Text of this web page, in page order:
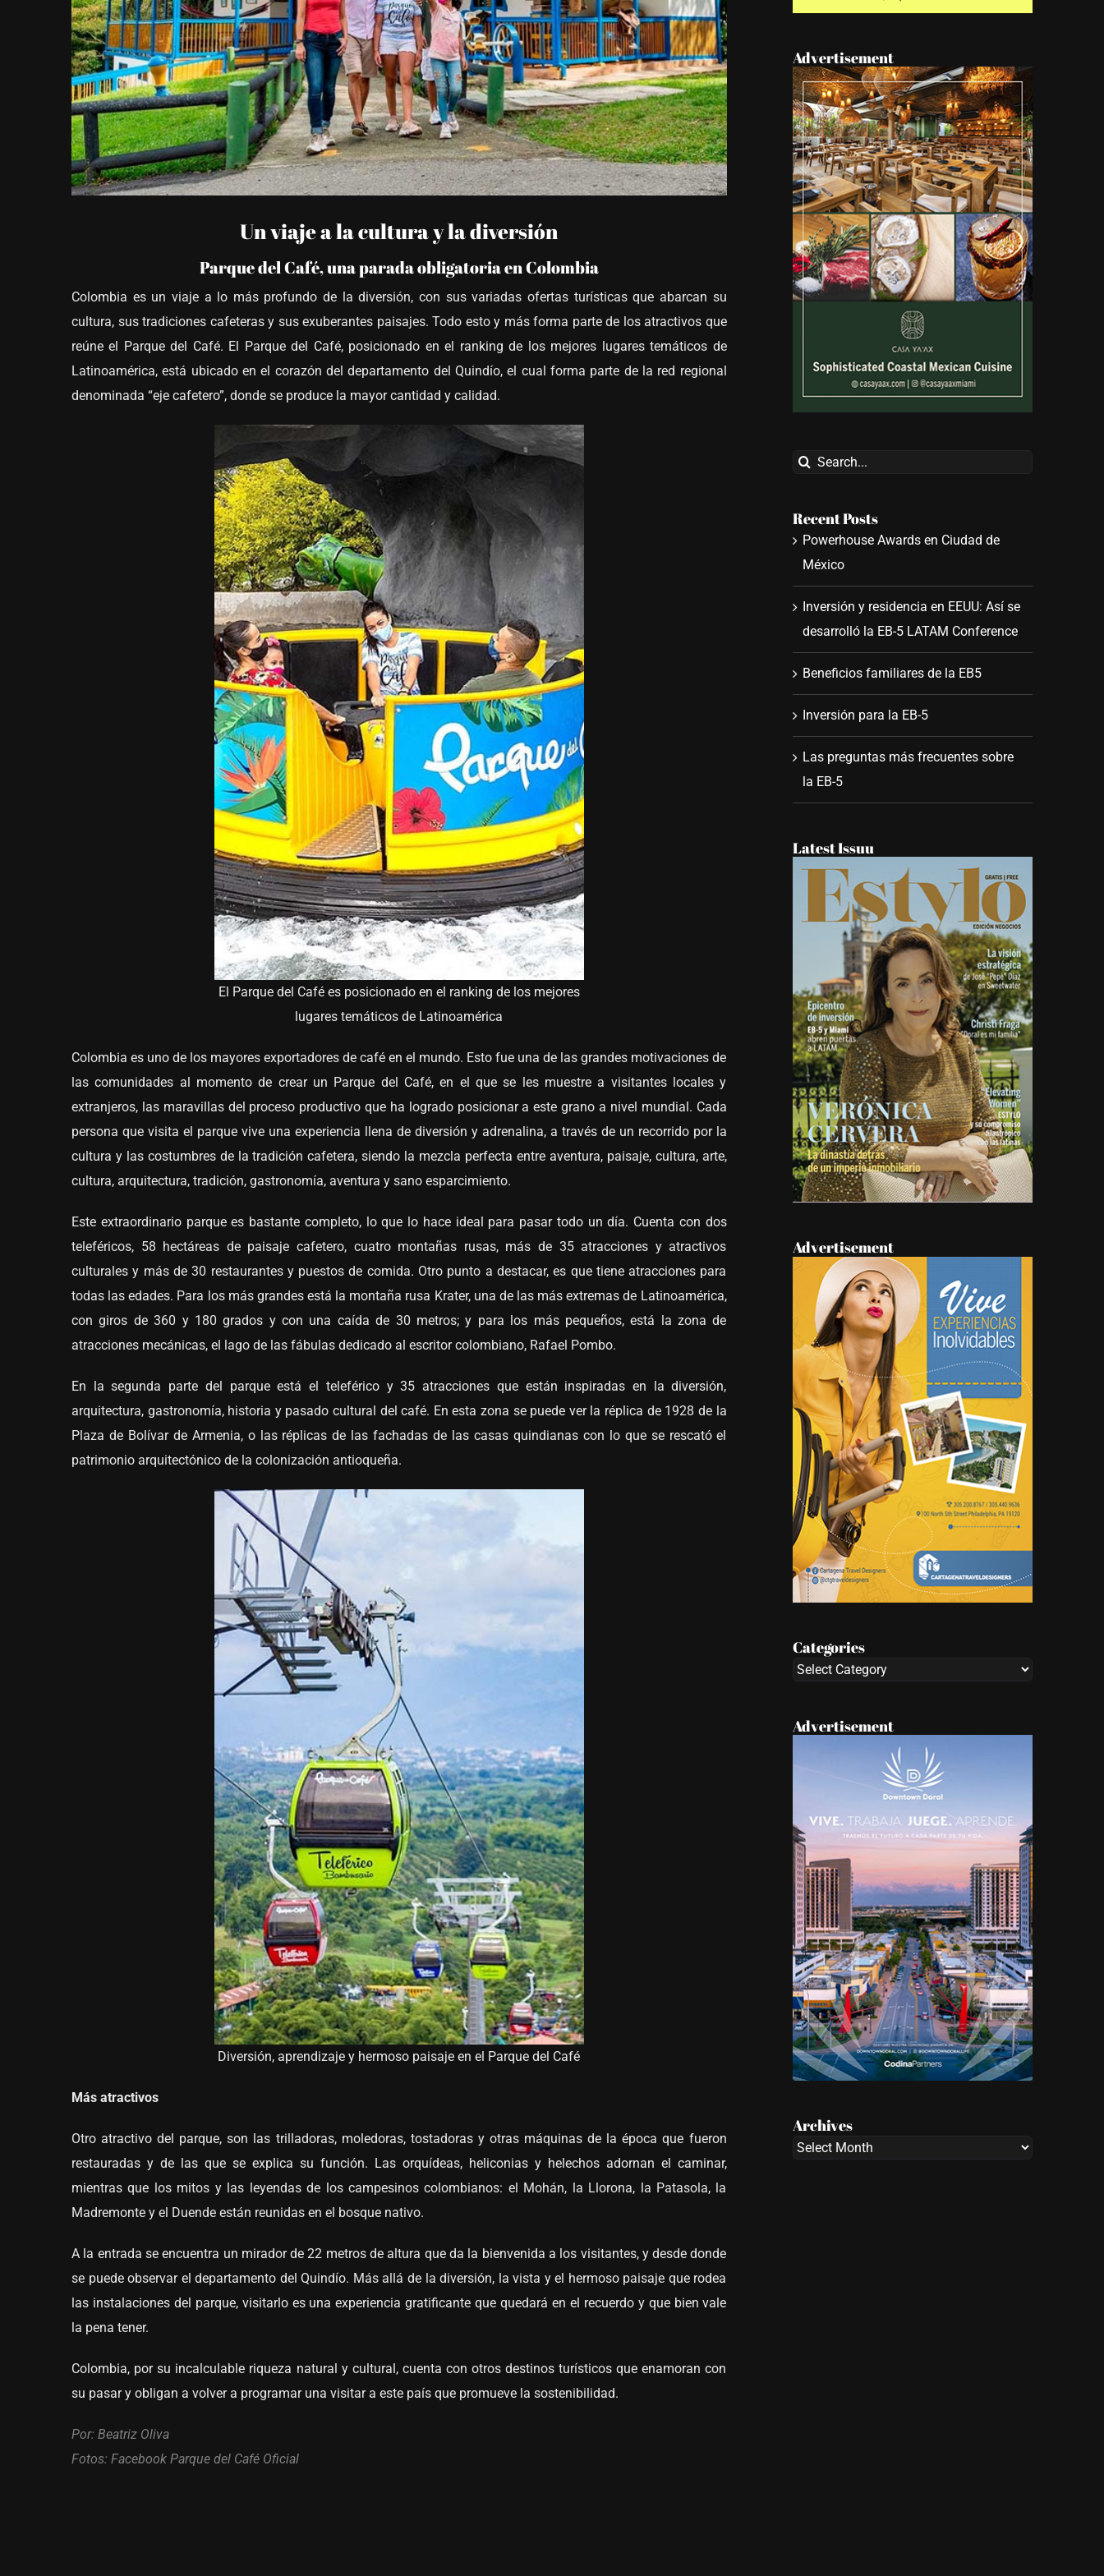
Un viaje a la cultura y la diversión
Parque del Café, una parada obligatoria en Colombia
Colombia es un viaje a lo más profundo de la diversión, con sus variadas ofertas turísticas que abarcan su
cultura, sus tradiciones cafeteras y sus exuberantes paisajes. Todo esto y más forma parte de los atractivos que
reúne el Parque del Café. El Parque del Café, posicionado en el ranking de los mejores lugares temáticos de
Latinoamérica, está ubicado en el corazón del departamento del Quindío, el cual forma parte de la red regional
denominada “eje cafetero”, donde se produce la mayor cantidad y calidad.
El Parque del Café es posicionado en el ranking de los mejores
lugares temáticos de Latinoamérica
Colombia es uno de los mayores exportadores de café en el mundo. Esto fue una de las grandes motivaciones de
las comunidades al momento de crear un Parque del Café, en el que se les muestre a visitantes locales y
extranjeros, las maravillas del proceso productivo que ha logrado posicionar a este grano a nivel mundial. Cada
persona que visita el parque vive una experiencia llena de diversión y adrenalina, a través de un recorrido por la
cultura y las costumbres de la tradición cafetera, siendo la mezcla perfecta entre aventura, paisaje, cultura, arte,
cultura, arquitectura, tradición, gastronomía, aventura y sano esparcimiento.
Este extraordinario parque es bastante completo, lo que lo hace ideal para pasar todo un día. Cuenta con dos
teleféricos, 58 hectáreas de paisaje cafetero, cuatro montañas rusas, más de 35 atracciones y atractivos
culturales y más de 30 restaurantes y puestos de comida. Otro punto a destacar, es que tiene atracciones para
todas las edades. Para los más grandes está la montaña rusa Krater, una de las más extremas de Latinoamérica,
con giros de 360 y 180 grados y con una caída de 30 metros; y para los más pequeños, está la zona de
atracciones mecánicas, el lago de las fábulas dedicado al escritor colombiano, Rafael Pombo.
En la segunda parte del parque está el teleférico y 35 atracciones que están inspiradas en la diversión,
arquitectura, gastronomía, historia y pasado cultural del café. En esta zona se puede ver la réplica de 1928 de la
Plaza de Bolívar de Armenia, o las réplicas de las fachadas de las casas quindianas con lo que se rescató el
patrimonio arquitectónico de la colonización antioqueña.
Diversión, aprendizaje y hermoso paisaje en el Parque del Café
Más atractivos
Otro atractivo del parque, son las trilladoras, moledoras, tostadoras y otras máquinas de la época que fueron
restauradas y de las que se explica su función. Las orquídeas, heliconias y helechos adornan el caminar,
mientras que los mitos y las leyendas de los campesinos colombianos: el Mohán, la Llorona, la Patasola, la
Madremonte y el Duende están reunidas en el bosque nativo.
A la entrada se encuentra un mirador de 22 metros de altura que da la bienvenida a los visitantes, y desde donde
se puede observar el departamento del Quindío. Más allá de la diversión, la vista y el hermoso paisaje que rodea
las instalaciones del parque, visitarlo es una experiencia gratificante que quedará en el recuerdo y que bien vale
la pena tener.
Colombia, por su incalculable riqueza natural y cultural, cuenta con otros destinos turísticos que enamoran con
su pasar y obligan a volver a programar una visitar a este país que promueve la sostenibilidad.
Por: Beatriz Oliva
Fotos: Facebook Parque del Café Oficial
Advertisement
Search
Recent Posts
Powerhouse Awards en Ciudad de
México
Inversión y residencia en EEUU: Así se
desarrolló la EB-5 LATAM Conference
Beneficios familiares de la EB5
Inversión para la EB-5
Las preguntas más frecuentes sobre
la EB-5
Latest Issuu
Advertisement
Categories
Categories
Advertisement
Archives
Archives